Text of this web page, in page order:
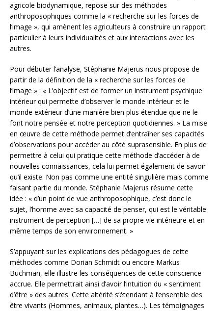
agricole biodynamique, repose sur des méthodes
anthroposophiques comme la « recherche sur les forces de
l’image », qui amènent les agriculteurs à construire un rapport
particulier à leurs individualités et aux interactions avec les
autres.
Pour débuter l’analyse, Stéphanie Majerus nous propose de
partir de la définition de la « recherche sur les forces de
l’image » : « L’objectif est de former un instrument psychique
intérieur qui permette d’observer le monde intérieur et le
monde extérieur d’une manière bien plus étendue que ne le
font notre pensée et notre perception quotidiennes. » La mise
en œuvre de cette méthode permet d’entraîner ses capacités
d’observations pour accéder au côté suprasensible. En plus de
permettre à celui qui pratique cette méthode d’accéder à de
nouvelles connaissances, cela lui permet également de savoir
qu’il existe. Non pas comme une entité singulière mais comme
faisant partie du monde. Stéphanie Majerus résume cette
idée : « d’un point de vue anthroposophique, c’est donc le
sujet, l’homme avec sa capacité de penser, qui est le véritable
instrument de perception […] de sa propre vie intérieure et en
même temps de son environnement. »
S’appuyant sur les explications des pédagogues de cette
méthodes comme Dorian Schmidt ou encore Markus
Buchman, elle illustre les conséquences de cette conscience
accrue. Elle permettrait ainsi d’avoir l’intuition du « sentiment
d’être » des autres. Cette altérité s’étendant à l’ensemble des
être vivants (Hommes, animaux, plantes…). Les témoignages